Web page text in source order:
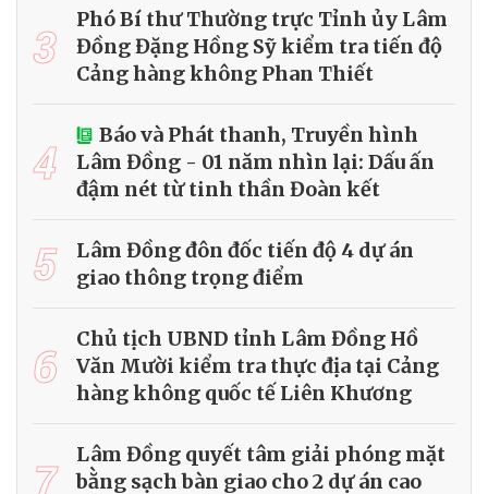
3
Phó Bí thư Thường trực Tỉnh ủy Lâm
Đồng Đặng Hồng Sỹ kiểm tra tiến độ
Cảng hàng không Phan Thiết
4
Báo và Phát thanh, Truyền hình
Lâm Đồng - 01 năm nhìn lại: Dấu ấn
đậm nét từ tinh thần Đoàn kết
5
Lâm Đồng đôn đốc tiến độ 4 dự án
giao thông trọng điểm
6
Chủ tịch UBND tỉnh Lâm Đồng Hồ
Văn Mười kiểm tra thực địa tại Cảng
hàng không quốc tế Liên Khương
7
Lâm Đồng quyết tâm giải phóng mặt
bằng sạch bàn giao cho 2 dự án cao